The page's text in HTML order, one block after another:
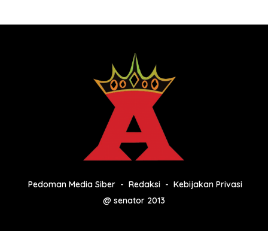
Pedoman Media Siber Redaksi
Kebijakan Privasi
@ senator 2013